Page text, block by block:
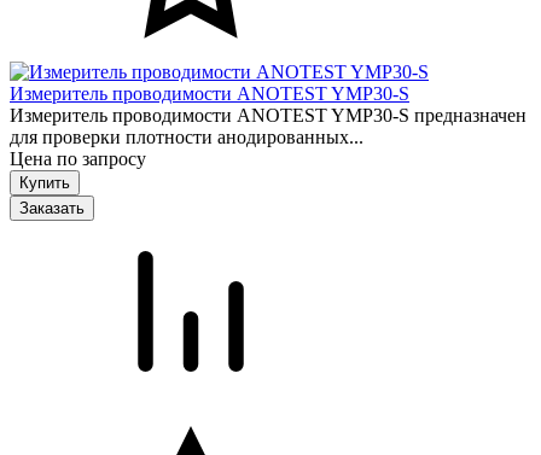
Измеритель проводимости ANOTEST YMP30-S
Измеритель проводимости ANOTEST YMP30-S предназначен
для проверки плотности анодированных...
Цена по запросу
Заказать